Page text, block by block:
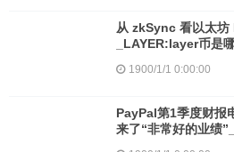
从 zkSync 看以太
_LAYER:layer币是
1900/1/1 0:00:00
PayPal第1季度财报
来了“非常好的业绩